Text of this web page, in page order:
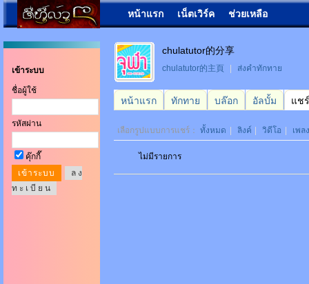
หน้าแรก เน็ตเวิร์ค ช่วยเหลือ
เข้าระบบ
ชื่อผู้ใช้
รหัสผ่าน
คุ๊กกี๊
ล ง
ท ะ เ บี ย น
chulatutor的分享
chulatutor的主頁 ส่งคำทักทาย
หน้าแรก ทักทาย บล๊อก อัลบั้ม แชร์
เลือกรูปแบบการแชร์： ทั้งหมด ลิงค์ วิดีโอ เพลง
ไม่มีรายการ